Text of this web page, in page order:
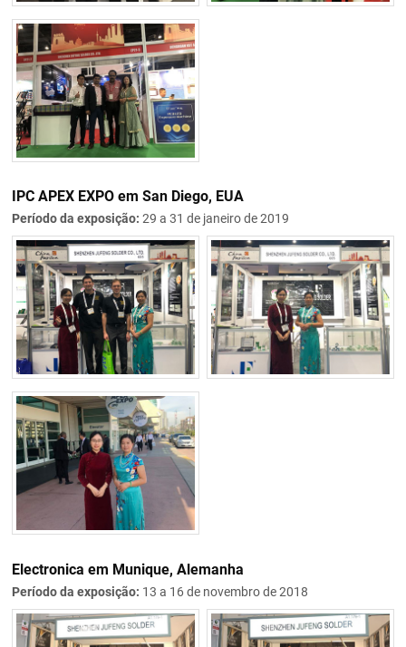
IPC APEX EXPO em San Diego, EUA
Período da exposição:29 a 31 de janeiro de 2019
Electronica em Munique, Alemanha
Período da exposição: 13 a 16 de novembro de 2018